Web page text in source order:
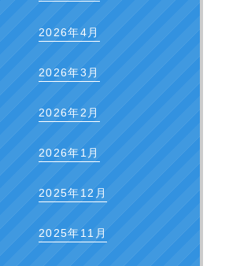
2026年4月
2026年3月
2026年2月
2026年1月
2025年12月
2025年11月